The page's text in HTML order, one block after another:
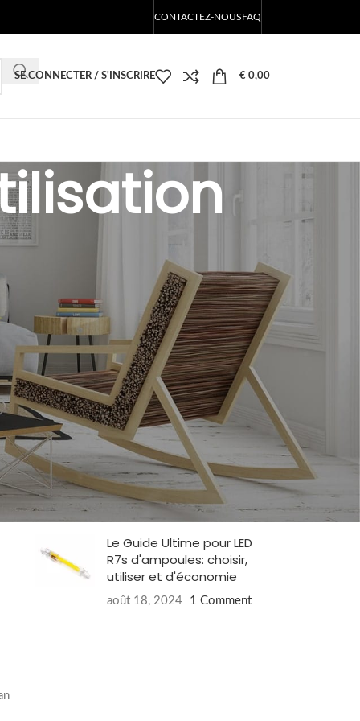
CONTACTEZ-NOUSFAQ
SE CONNECTER / S'INSCRIRE € 0,00
Les produits LED de Blog
RECENT POSTS
DEL de Philips TL armaturen
Jan 19, 2025 1 Comment
Pourquoi les lampes à LED
ont l'étiquette énergie E?
août 18, 2024 1 Comment
Le Guide Ultime pour LED
R7s d'ampoules: choisir,
utiliser et d'économie
août 18, 2024 1 Comment